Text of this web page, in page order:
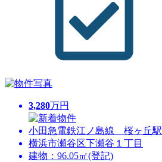
3,280万円
小田急電鉄江ノ島線 桜ヶ丘駅
横浜市瀬谷区下瀬谷１丁目
建物：96.05㎡(登記)